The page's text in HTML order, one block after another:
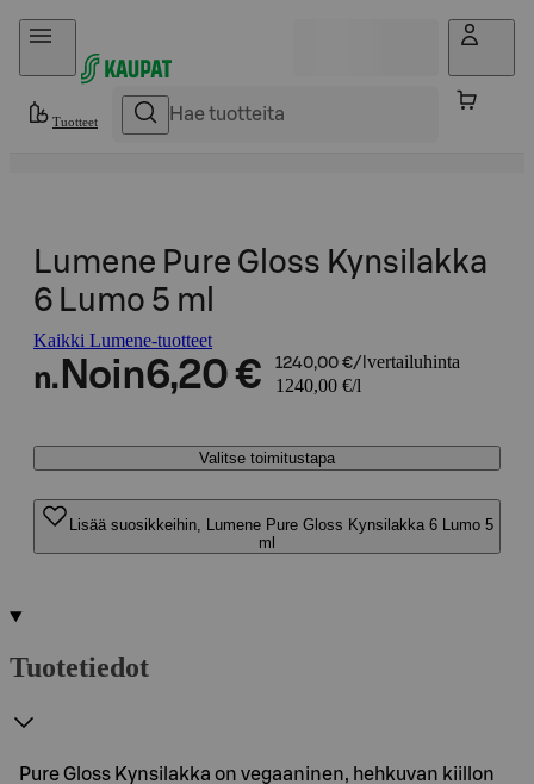
Hyppää sisältöön
Tuotteet
Lumene Pure Gloss Kynsilakka
6 Lumo 5 ml
Kaikki Lumene-tuotteet
n. Noin6,20 € 1240,00 €/l vertailuhinta
1240,00 €/l
Valitse toimitustapa
Lisää suosikkeihin, Lumene Pure Gloss Kynsilakka 6 Lumo 5
ml
Tuotetiedot
Pure Gloss Kynsilakka on vegaaninen, hehkuvan kiillon